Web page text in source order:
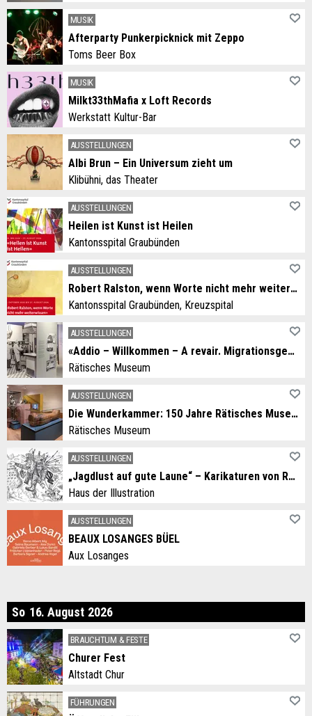
MUSIK
Afterparty Punkerpicknick mit Zeppo
Toms Beer Box
MUSIK
Milkt33thMafia x Loft Records
Werkstatt Kultur-Bar
AUSSTELLUNGEN
Albi Brun – Ein Universum zieht um
Klibühni, das Theater
AUSSTELLUNGEN
Heilen ist Kunst ist Heilen
Kantonsspital Graubünden
AUSSTELLUNGEN
Robert Ralston, wenn Worte nicht mehr weiterwissen
Kantonsspital Graubünden, Kreuzspital
AUSSTELLUNGEN
«Addio – Willkommen – A revair. Migrationsgeschichten aus dem Grandhotel Alpen»
Rätisches Museum
AUSSTELLUNGEN
Die Wunderkammer: 150 Jahre Rätisches Museum
Rätisches Museum
AUSSTELLUNGEN
„Jagdlust auf gute Laune“ – Karikaturen von Rolf Giger
Haus der Illustration
AUSSTELLUNGEN
BEAUX LOSANGES BÜEL
Aux Losanges
Sonntag
16. August 2026
BRAUCHTUM & FESTE
Churer Fest
Altstadt Chur
FÜHRUNGEN